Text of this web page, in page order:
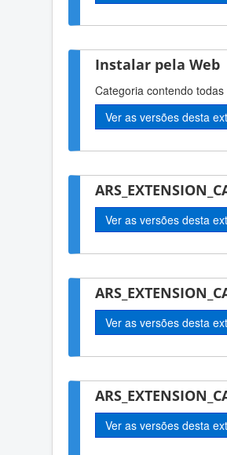
Instalar pela Web
Categoria contendo
Ver as versões desta
Ver as versões desta
Ver as versões desta
Ver as versões desta